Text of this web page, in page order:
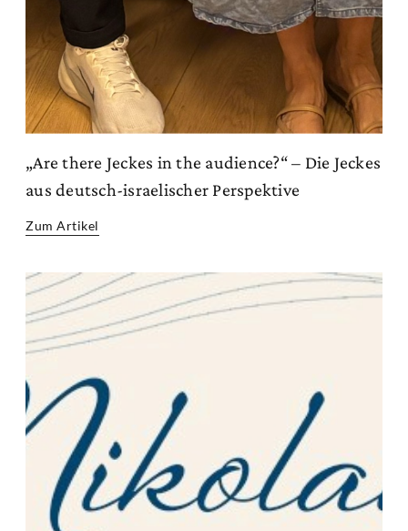
„Are there Jeckes in the audience?“ – Die Jeckes
aus deutsch-israelischer Perspektive
Zum Artikel